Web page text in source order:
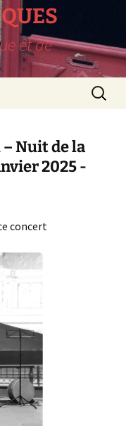
et de
Nuit de la
2025 -
concert